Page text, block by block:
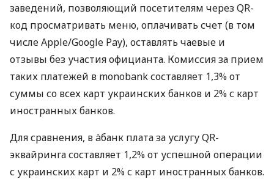
заведений, позволяющий посетителям через QR-
код просматривать меню, оплачивать счет (в том
числе Apple/Google Pay), оставлять чаевые и
отзывы без участия официанта. Комиссия за прием
таких платежей в monobank составляет 1,3% от
суммы со всех карт украинских банков и 2% с карт
иностранных банков.
Для сравнения, в àбанк плата за услугу QR-
эквайринга составляет 1,2% от успешной операции
с украинских карт и 2% с карт иностранных банков.